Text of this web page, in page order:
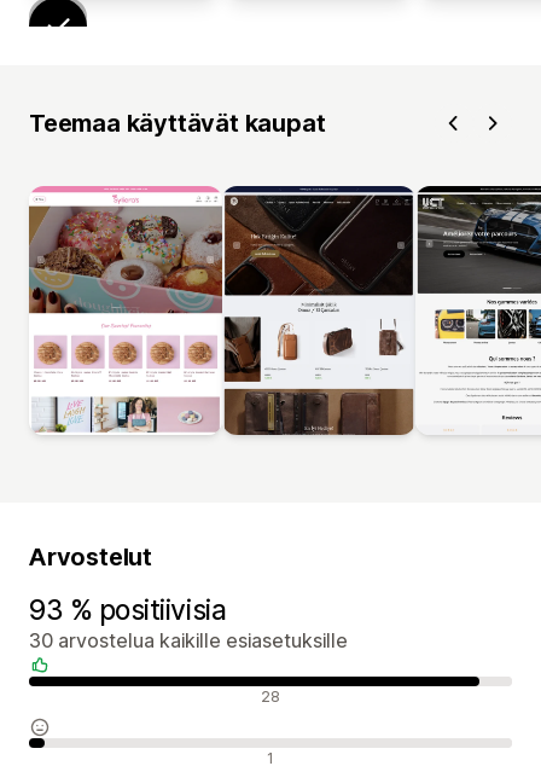
Teemaa käyttävät kaupat
Arvostelut
93 % positiivisia
30 arvostelua kaikille esiasetuksille
Positiiviset arvostelut 28
Neutraalit arvostelut 1